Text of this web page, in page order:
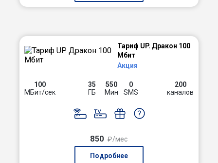
Тариф UP. Дракон 100
Мбит
Акция
100
МБит/сек
35
ГБ
550
Мин
0
SMS
200
каналов
850 ₽/мес
Подробнее